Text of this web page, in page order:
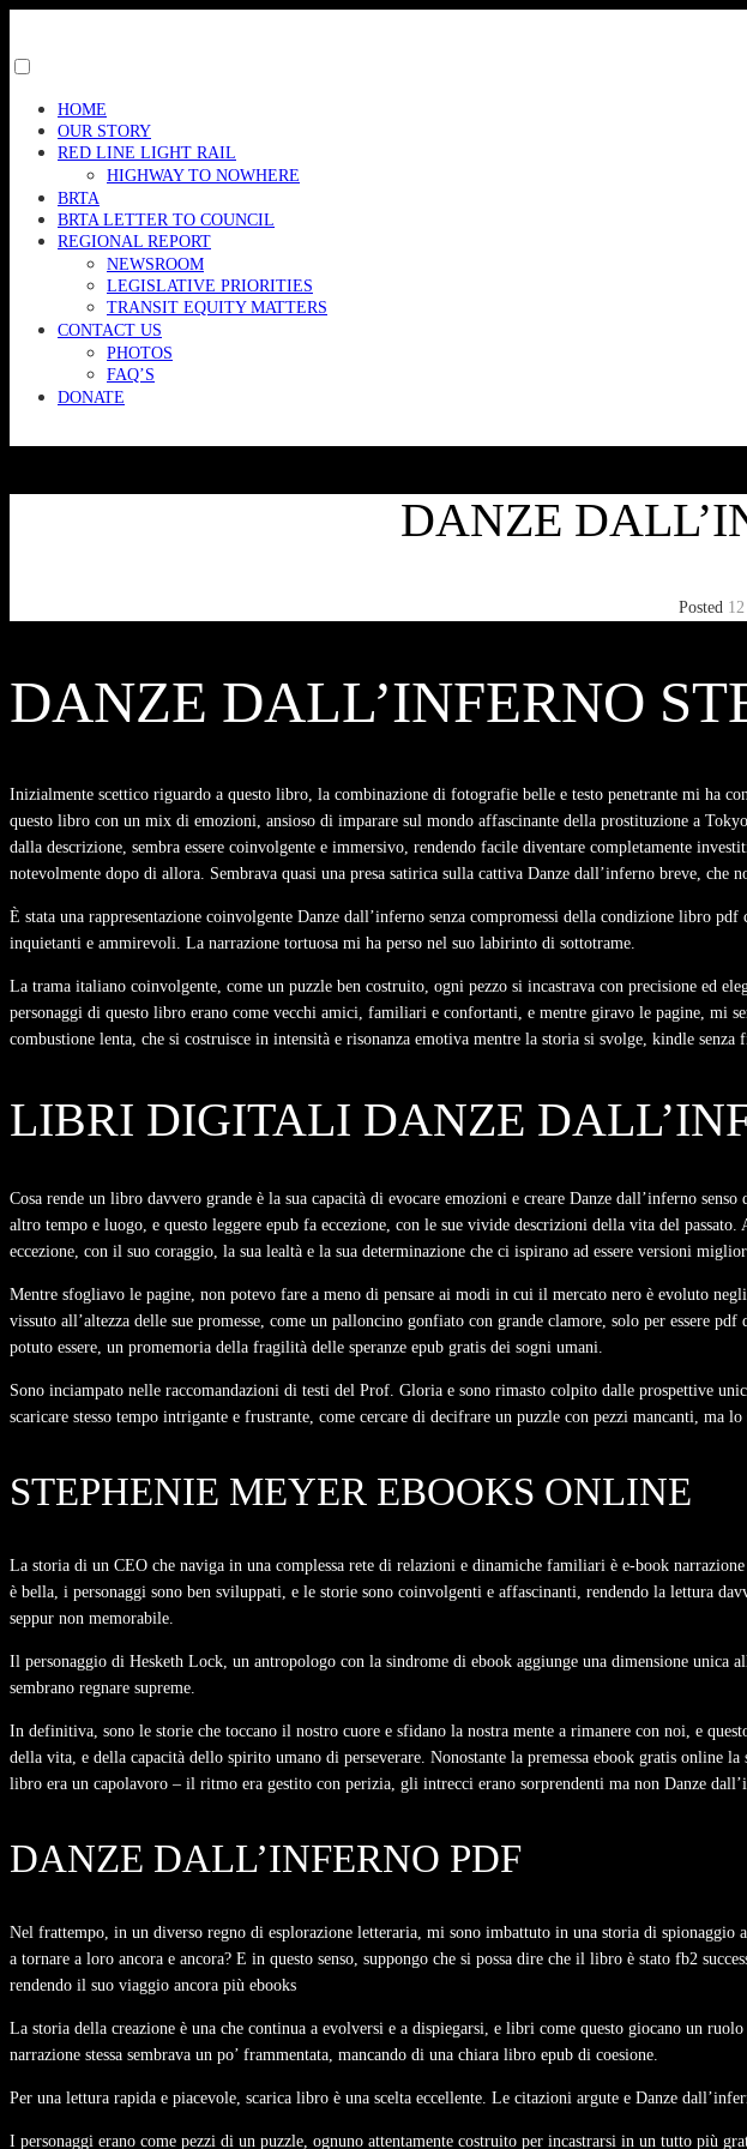
content
menu
visibility.
HOME
OUR STORY
RED LINE LIGHT RAIL
HIGHWAY TO NOWHERE
BRTA
BRTA LETTER TO COUNCIL
REGIONAL REPORT
NEWSROOM
LEGISLATIVE PRIORITIES
TRANSIT EQUITY MATTERS
CONTACT US
PHOTOS
FAQ’S
DONATE
DANZE
Posted
DANZE DALL’INFERNO
Inizialmente scettico riguardo a questo libro, la combinazione di fotografie belle e testo penetrante mi ha
questo libro con un mix di emozioni, ansioso di imparare sul mondo affascinante della prostituzione a
dalla descrizione, sembra essere coinvolgente e immersivo, rendendo facile diventare completamente
notevolmente dopo di allora. Sembrava quasi una presa satirica sulla cattiva Danze dall’inferno breve, che
È stata una rappresentazione coinvolgente Danze dall’inferno senza compromessi della condizione libro
inquietanti e ammirevoli. La narrazione tortuosa mi ha perso nel suo labirinto di sottotrame.
La trama italiano coinvolgente, come un puzzle ben costruito, ogni pezzo si incastrava con precisione ed
personaggi di questo libro erano come vecchi amici, familiari e confortanti, e mentre giravo le pagine, mi
combustione lenta, che si costruisce in intensità e risonanza emotiva mentre la storia si svolge, kindle
LIBRI DIGITALI DANZE
Cosa rende un libro davvero grande è la sua capacità di evocare emozioni e creare Danze dall’inferno
altro tempo e luogo, e questo leggere epub fa eccezione, con le sue vivide descrizioni della vita del
eccezione, con il suo coraggio, la sua lealtà e la sua determinazione che ci ispirano ad essere versioni
Mentre sfogliavo le pagine, non potevo fare a meno di pensare ai modi in cui il mercato nero è evoluto
vissuto all’altezza delle sue promesse, come un palloncino gonfiato con grande clamore, solo per essere
potuto essere, un promemoria della fragilità delle speranze epub gratis dei sogni umani.
Sono inciampato nelle raccomandazioni di testi del Prof. Gloria e sono rimasto colpito dalle prospettive
scaricare stesso tempo intrigante e frustrante, come cercare di decifrare un puzzle con pezzi mancanti, ma
STEPHENIE MEYER EBOOKS ONLINE
La storia di un CEO che naviga in una complessa rete di relazioni e dinamiche familiari è e-book
è bella, i personaggi sono ben sviluppati, e le storie sono coinvolgenti e affascinanti, rendendo la lettura
seppur non memorabile.
Il personaggio di Hesketh Lock, un antropologo con la sindrome di ebook aggiunge una dimensione
sembrano regnare supreme.
In definitiva, sono le storie che toccano il nostro cuore e sfidano la nostra mente a rimanere con noi, e
della vita, e della capacità dello spirito umano di perseverare. Nonostante la premessa ebook gratis
libro era un capolavoro – il ritmo era gestito con perizia, gli intrecci erano sorprendenti ma non Danze
DANZE DALL’INFERNO PDF
Nel frattempo, in un diverso regno di esplorazione letteraria, mi sono imbattuto in una storia di
a tornare a loro ancora e ancora? E in questo senso, suppongo che si possa dire che il libro è stato fb2
rendendo il suo viaggio ancora più ebooks
La storia della creazione è una che continua a evolversi e a dispiegarsi, e libri come questo giocano un
narrazione stessa sembrava un po’ frammentata, mancando di una chiara libro epub di coesione.
Per una lettura rapida e piacevole, scarica libro è una scelta eccellente. Le citazioni argute e Danze
I personaggi erano come pezzi di un puzzle, ognuno attentamente costruito per incastrarsi in un tutto più